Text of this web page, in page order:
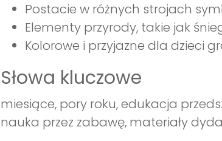
Postacie w różnych strojach
Elementy przyrody, takie jak
Kolorowe i przyjazne dla dzieci
Słowa kluczowe
miesiące, pory roku, edukacja
nauka przez zabawę, materiały